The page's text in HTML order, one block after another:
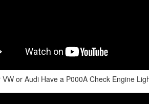
VW or Audi Have a P000A Check Engine